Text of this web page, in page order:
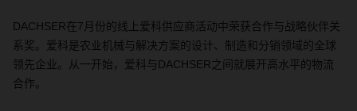
DACHSER在7月份的线上爱科供应商活动中荣获合作与战略伙伴关
系奖。爱科是农业机械与解决方案的设计、制造和分销领域的全球
领先企业。从一开始，爱科与DACHSER之间就展开高水平的物流
合作。